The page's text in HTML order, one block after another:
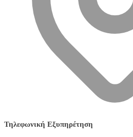
Τηλεφωνική Εξυπηρέτηση